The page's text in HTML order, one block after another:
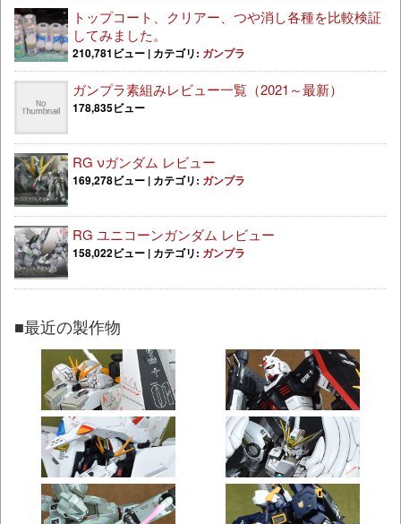
トップコート、クリアー、つや消し各種を比較検証
してみました。
210,781ビュー | カテゴリ: ガンプラ
ガンプラ素組みレビュー一覧（2021～最新）
178,835ビュー
RG νガンダム レビュー
169,278ビュー | カテゴリ: ガンプラ
RG ユニコーンガンダム レビュー
158,022ビュー | カテゴリ: ガンプラ
■最近の製作物